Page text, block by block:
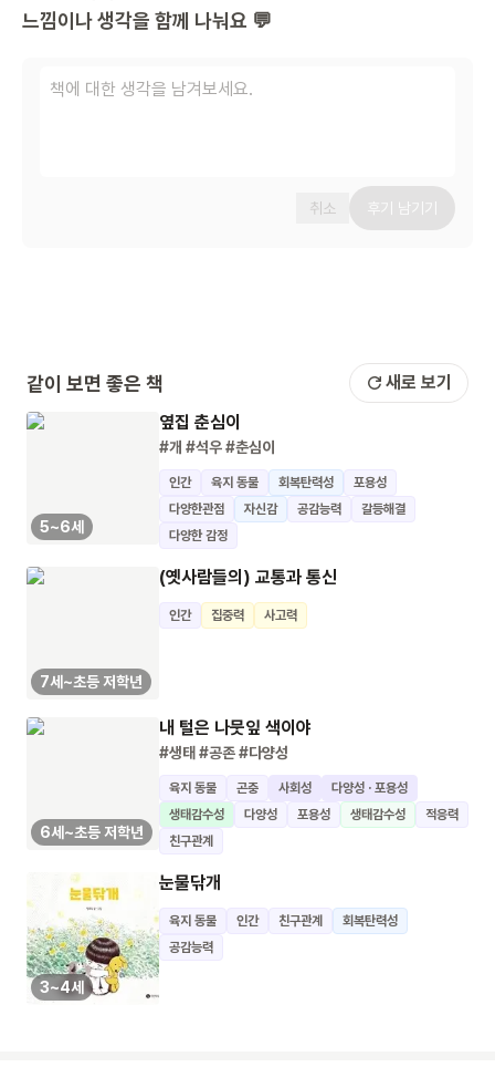
느낌이나 생각을 함께 나눠요 💬
취소 후기 남기기
같이 보면 좋은 책 새로 보기
5~6세
옆집 춘심이
#개 #석우#춘심이
인간 육지 동물 회복탄력성
포용성
다양한관점
자신감 공감능력
갈등해결
다양한 감정
7세~초등 저학년
(옛사람들의) 교통과 통신
인간 집중력 사고력
6세~초등 저학년
내 털은 나뭇잎 색이야
#생태 #공존#다양성
육지 동물 곤충 사회성
다양성 · 포용성
생태감수성
다양성 포용성 생태감수성
적응력
친구관계
3~4세
눈물닦개
육지 동물 인간 친구관계
회복탄력성
공감능력